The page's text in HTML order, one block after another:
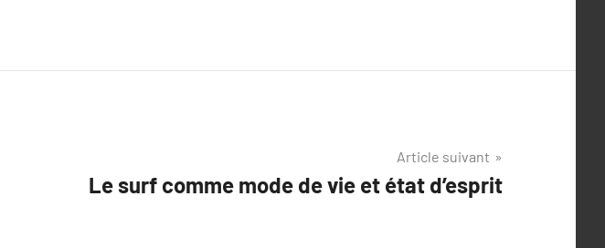
Article suivant
Le surf comme mode de vie et état d’esprit